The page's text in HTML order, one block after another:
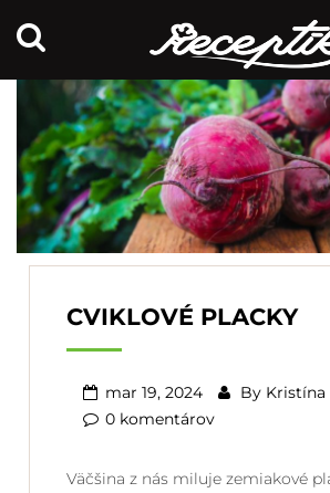
CVIKLOVÉ PLACKY
mar 19, 2024 By Kristína
0 komentárov
Väčšina z nás miluje zemiakové